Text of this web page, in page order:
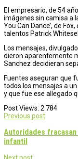
El empresario, de 54
imágenes sin camisa a
You Can Dance’, de
talentos Patrick
Los mensajes,
dieron aparentemente
Sanchez decidieran
Fuentes aseguran que
todos los mensajes a
y que fue ese allegado
Post Views: 2.784
Post
navigation
Previous post
Autoridades
infantil